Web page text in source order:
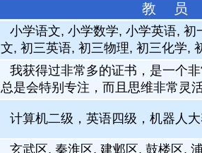
教 员
小学语文, 小学数学, 小学英语,
文, 初三英语, 初三物理, 初三化学,
我获得过非常多的证书，是一个
总是会特别专注，而且思维非常灵
计算机二级，英语四级，机器人
玄武区, 秦淮区, 建邺区, 鼓楼区,